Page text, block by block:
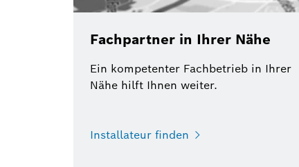
Fachpartner in Ihrer Nähe
Ein kompetenter Fachbetrieb in Ihrer
Nähe hilft Ihnen weiter.
Installateur finden